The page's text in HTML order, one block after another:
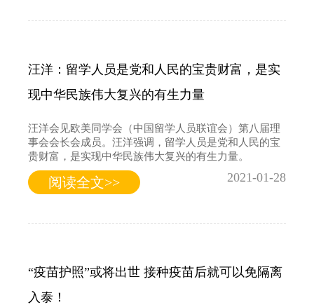
汪洋：留学人员是党和人民的宝贵财富，是实
现中华民族伟大复兴的有生力量
汪洋会见欧美同学会（中国留学人员联谊会）第八届理
事会会长会成员。汪洋强调，留学人员是党和人民的宝
贵财富，是实现中华民族伟大复兴的有生力量。
阅读全文>> 2021-01-28
“疫苗护照”或将出世 接种疫苗后就可以免隔离
入泰！